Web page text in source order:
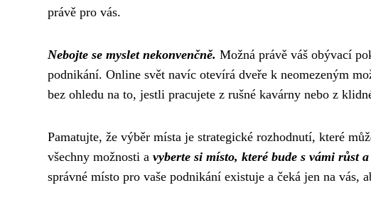
právě pro vás.
Nebojte se myslet nekonvenčně. Možná právě váš obývací
podnikání. Online svět navíc otevírá dveře k neomezeným
bez ohledu na to, jestli pracujete z rušné kavárny nebo z
Pamatujte, že výběr místa je strategické rozhodnutí, které
všechny možnosti a vyberte si místo, které bude s vámi růst
správné místo pro vaše podnikání existuje a čeká jen na vás,